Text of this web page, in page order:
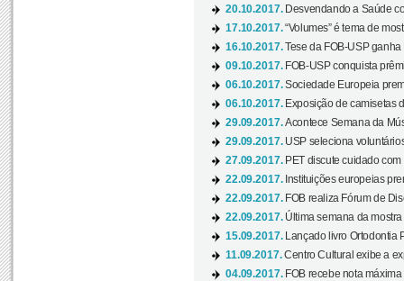
20.10.2017. Desvendando a Saúde
17.10.2017.“Volumes” é tema de
16.10.2017.Tese da FOB-USP
09.10.2017. FOB-USP conquista
06.10.2017.Sociedade Europeia
06.10.2017. Exposição de camisetas
29.09.2017.Acontece Semana da
29.09.2017. USP seleciona
27.09.2017. PET discute cuidado
22.09.2017. Instituições europeias
22.09.2017. FOB realiza Fórum de
22.09.2017. Última semana da mostra
15.09.2017.
Lançado livro Ortodontia
11.09.2017.Centro Cultural exibe a
04.09.2017. FOB recebe nota